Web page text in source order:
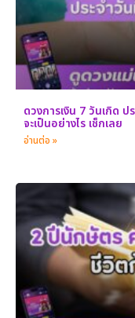
ดวงการเงิน 7 วันเกิด
จะเป็นอย่างไร เช็กเลย
อ่านต่อ »